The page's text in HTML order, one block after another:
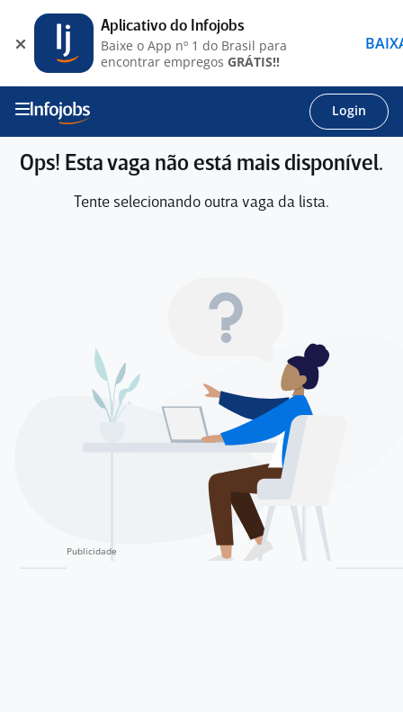
Login
Ops! Esta vaga não está mais disponível.
Tente selecionando outra vaga da lista.
Aplicativo do Infojobs
Baixe o App nº 1 do Brasil para
encontrar empregos GRÁTIS!!